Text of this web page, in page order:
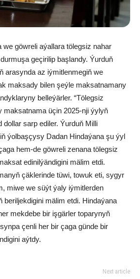
we göwreli aýallara tölegsiz nahar
geçirilip başlandy. Ýurduň
arasynda az iýmitlenmegiň we
maksady bilen şeýle maksatnamany
belleýärler. “Tölegsiz
maksatnama üçin 2025-nji ýylyň
dollar sarp ediler. Ýurduň Milli
ýolbaşçysy Dadan Hindaýana şu ýyl
hem-de göwreli zenana tölegsiz
edinilýändigini mälim etdi.
çäklerinde tüwi, towuk eti, sygyr
miwe we süýt ýaly iýmitlerden
beriljekdigini mälim etdi. Hindaýana
mekdebe bir işgärler toparynyň
çenli her bir çaga günde bir
aýtdy.
Next article